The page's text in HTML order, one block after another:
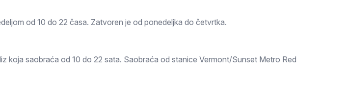
od 10 do 22 časa. Zatvoren je od ponedeljka do četvrtka.
koja saobraća od 10 do 22 sata. Saobraća od stanice Vermont/Sunset Metro Red